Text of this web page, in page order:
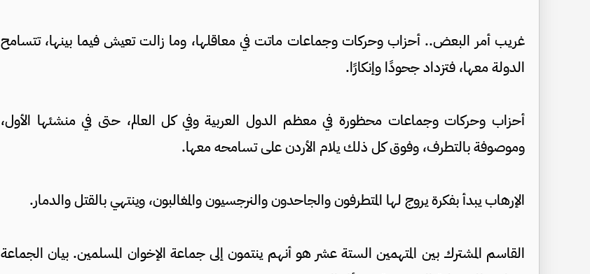
غريب أمر البعض.. أحزاب وحركات وجماعات ماتت في معاقلها، وما زالت تعيش فيما بينها، تتسامح
الدولة معها، فتزداد جحودًا وإنكارًا.
أحزاب وحركات وجماعات محظورة في معظم الدول العربية وفي كل العالم، حتى في منشئها الأول،
وموصوفة بالتطرف، وفوق كل ذلك يلام الأردن على تسامحه معها.
الإرهاب يبدأ بفكرة يروج لها المتطرفون والجاحدون والنرجسيون والمغالبون، وينتهي بالقتل والدمار.
القاسم المشترك بين المتهمين الستة عشر هو أنهم ينتمون إلى جماعة الإخوان المسلمين. بيان الجماعة